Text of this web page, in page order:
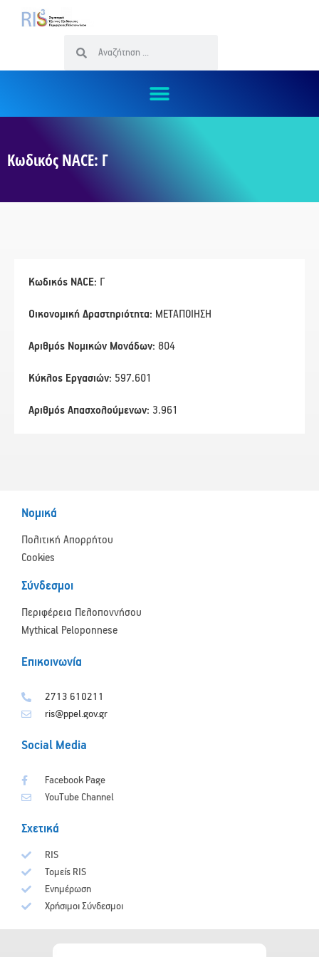
Κωδικός NACE: Γ
Κωδικός NACE: Γ
Οικονομική Δραστηριότητα: ΜΕΤΑΠΟΙΗΣΗ
Αριθμός Νομικών Μονάδων: 804
Κύκλος Εργασιών: 597.601
Αριθμός Απασχολούμενων: 3.961
Νομικά
Πολιτική Απορρήτου
Cookies
Σύνδεσμοι
Περιφέρεια Πελοποννήσου
Mythical Peloponnese
Επικοινωνία
2713 610211
ris@ppel.gov.gr
Social Media
Facebook Page
YouTube Channel
Σχετικά
RIS
Τομείς RIS
Ενημέρωση
Χρήσιμοι Σύνδεσμοι